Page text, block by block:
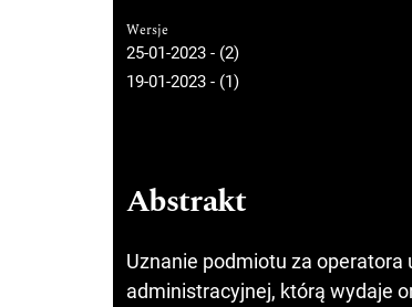
Wersje
25-01-2023 - (2)
19-01-2023 - (1)
Abstrakt
Uznanie podmiotu za operatora
administracyjnej, którą wydaje